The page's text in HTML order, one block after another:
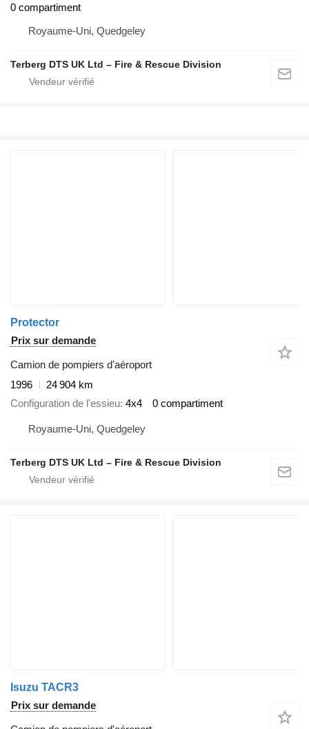
0 compartiment
Royaume-Uni, Quedgeley
Terberg DTS UK Ltd – Fire & Rescue Division
Protector
Prix sur demande
Camion de pompiers d'aéroport
1996
24 904 km
Configuration de l'essieu 4x4 0 compartiment
Royaume-Uni, Quedgeley
Terberg DTS UK Ltd – Fire & Rescue Division
Isuzu TACR3
Prix sur demande